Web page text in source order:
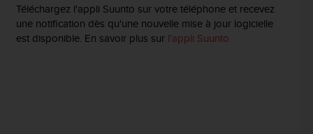
Téléchargez l'appli Suunto sur votre téléphone et recevez
une notification dès qu'une nouvelle mise à jour logicielle
est disponible. En savoir plus sur l'appli Suunto